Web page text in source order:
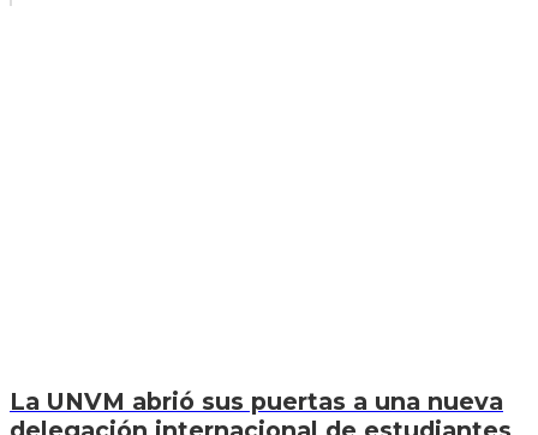
La UNVM abrió sus puertas a una nueva